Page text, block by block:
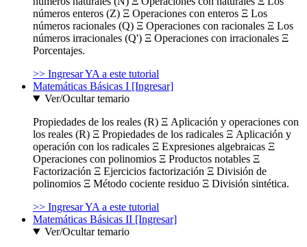
números enteros (Z) Ξ Operaciones con enteros Ξ Los
números racionales (Q) Ξ Operaciones con racionales Ξ Los
números irracionales (Q') Ξ Operaciones con irracionales Ξ
Porcentajes.
>> Ingresar YA a este tutorial
Matemáticas Básicas I [Ingresar]
Ver/Ocultar temario
Propiedades de los reales (R) Ξ Aplicación y operaciones con
los reales (R) Ξ Propiedades de los radicales Ξ Aplicación y
operación con los radicales Ξ Expresiones algebraicas Ξ
Operaciones con polinomios Ξ Productos notables Ξ
Factorización Ξ Ejercicios factorización Ξ División de
polinomios Ξ Método cociente residuo Ξ División sintética.
>> Ingresar YA a este tutorial
Matemáticas Básicas II [Ingresar]
Ver/Ocultar temario